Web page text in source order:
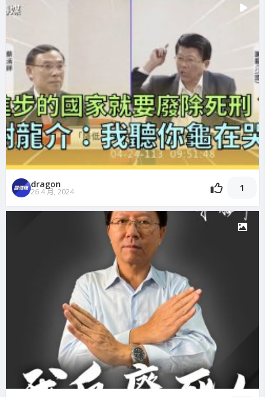
dragon
26 4 月, 2024 1